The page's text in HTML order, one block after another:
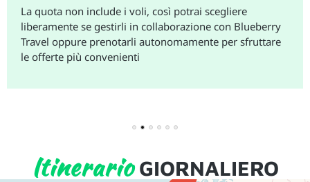
La quota non include i voli, così potrai scegliere
liberamente se gestirli in collaborazione con Blueberry
Travel oppure prenotarli autonomamente per sfruttare
le offerte più convenienti
5 6
ItinerarioGIORNALIERO